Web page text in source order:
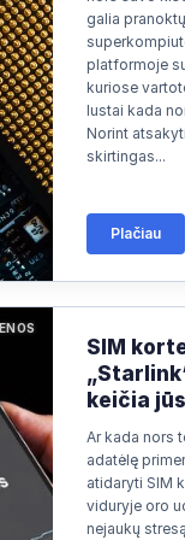
2026/07/13 04:06
2026/07/10 21:58
2026/07/10 20:48
galia
platformoje
kuriose
lustai kada
Norint
skirtingas...
Plačiau
SIM
keičia
Ar kada nors
adatėlę
atidaryti SIM
viduryje oro
nejaukų